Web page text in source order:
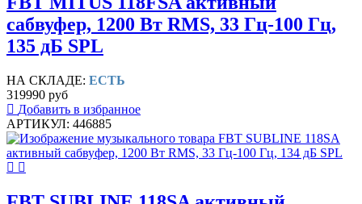
сабвуфер, 1200 Вт RMS, 33 Гц-100 Гц,
135 дБ SPL
НА СКЛАДЕ: ЕСТЬ
319990 руб
Добавить в избранное
АРТИКУЛ: 446885